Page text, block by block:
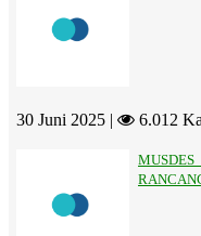
30 Juni 2025 | 6.012